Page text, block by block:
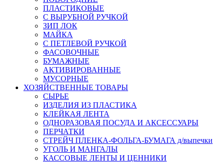
ПЛАСТИКОВЫЕ
С ВЫРУБНОЙ РУЧКОЙ
ЗИП ЛОК
МАЙКА
С ПЕТЛЕВОЙ РУЧКОЙ
ФАСОВОЧНЫЕ
БУМАЖНЫЕ
АКТИВИРОВАННЫЕ
МУСОРНЫЕ
ХОЗЯЙСТВЕННЫЕ ТОВАРЫ
СЫРЬЕ
ИЗДЕЛИЯ ИЗ ПЛАСТИКА
КЛЕЙКАЯ ЛЕНТА
ОДНОРАЗОВАЯ ПОСУДА И АКСЕССУАРЫ
ПЕРЧАТКИ
СТРЕЙЧ ПЛЕНКА-ФОЛЬГА-БУМАГА д/выпечки
УГОЛЬ И МАНГАЛЫ
КАССОВЫЕ ЛЕНТЫ И ЦЕННИКИ